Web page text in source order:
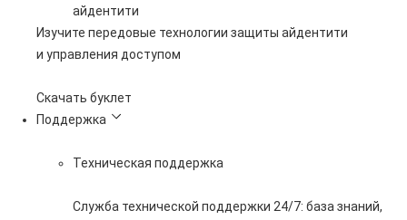
айдентити
Изучите передовые технологии защиты айдентити
и управления доступом
Скачать буклет
Поддержка
Техническая поддержка
Служба технической поддержки 24/7: база знаний,